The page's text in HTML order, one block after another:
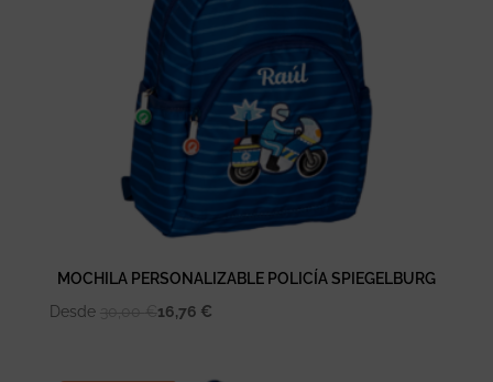
MOCHILA PERSONALIZABLE POLICÍA SPIEGELBURG
Desde
16,76 €